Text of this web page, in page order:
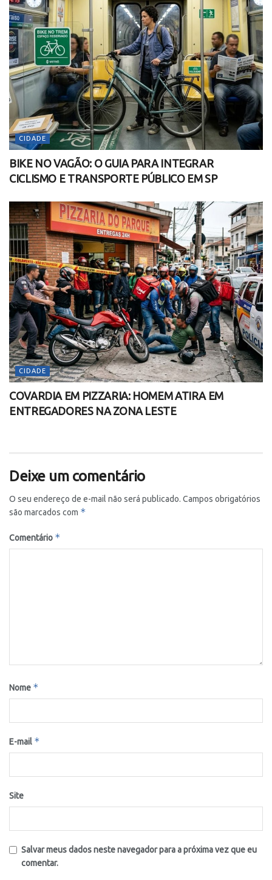
CIDADE
BIKE NO VAGÃO: O GUIA PARA INTEGRAR
CICLISMO E TRANSPORTE PÚBLICO EM SP
CIDADE
COVARDIA EM PIZZARIA: HOMEM ATIRA EM
ENTREGADORES NA ZONA LESTE
Deixe um comentário
O seu endereço de e-mail não será publicado. Campos obrigatórios
são marcados com *
Comentário *
Nome *
E-mail *
Site
Salvar meus dados neste navegador para a próxima vez que eu
comentar.